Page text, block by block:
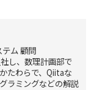
ム 顧問
し、数理計画部で
たわらで、Qiitaな
ラミングなどの解説